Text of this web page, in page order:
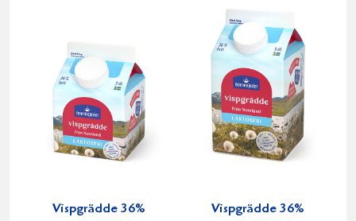
Vispgrädde 36%
Vispgrädde 36%